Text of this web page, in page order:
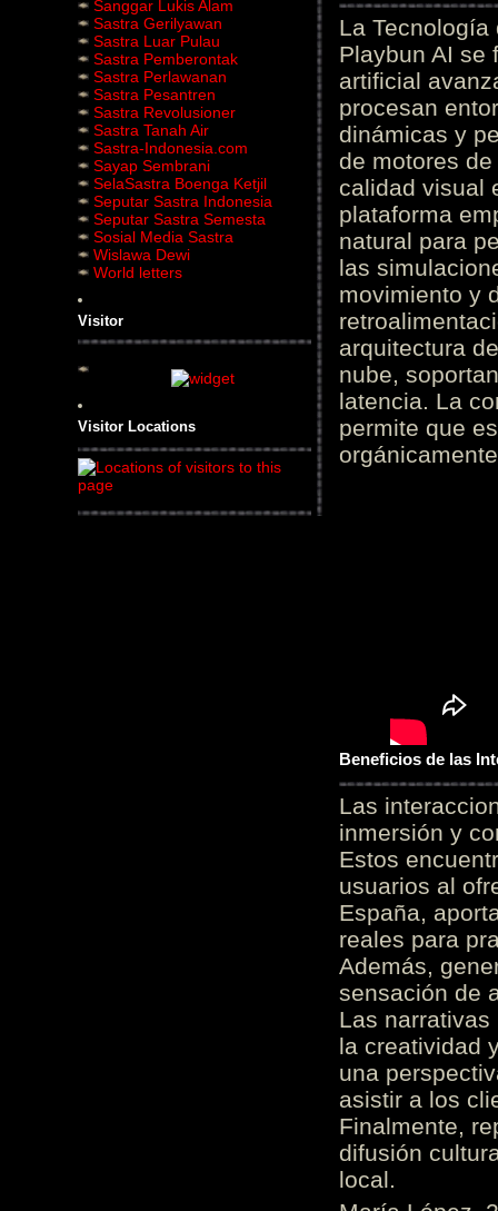
Sanggar Lukis Alam
Sastra Gerilyawan
Sastra Luar Pulau
Sastra Pemberontak
Sastra Perlawanan
Sastra Pesantren
Sastra Revolusioner
Sastra Tanah Air
Sastra-Indonesia.com
Sayap Sembrani
SelaSastra Boenga Ketjil
Seputar Sastra Indonesia
Seputar Sastra Semesta
Sosial Media Sastra
Wislawa Dewi
World letters
Visitor
Visitor Locations
La
Playbun AI se
artificial
procesan
dinámicas y
de motores
calidad visual
plataforma
natural para
las
movimiento y
arquitectura
nube,
latencia. La
permite que
Beneficios de las
Las
inmersión y
Estos
usuarios al
España,
reales para
Además,
sensación de
Las
la creatividad
una
asistir a los
Finalmente,
difusión
local.